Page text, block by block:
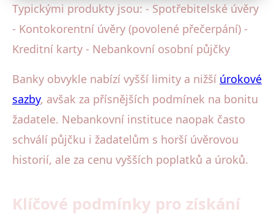
Typickými produkty jsou: - Spotřebitelské úvěry
- Kontokorentní úvěry (povolené přečerpání) -
Kreditní karty - Nebankovní osobní půjčky
Banky obvykle nabízí vyšší limity a nižší úrokové
sazby, avšak za přísnějších podmínek na bonitu
žadatele. Nebankovní instituce naopak často
schválí půjčku i žadatelům s horší úvěrovou
historií, ale za cenu vyšších poplatků a úroků.
Klíčové podmínky pro získání